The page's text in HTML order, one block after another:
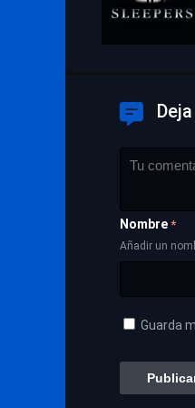
Nombre *
Añadir un
Guarda